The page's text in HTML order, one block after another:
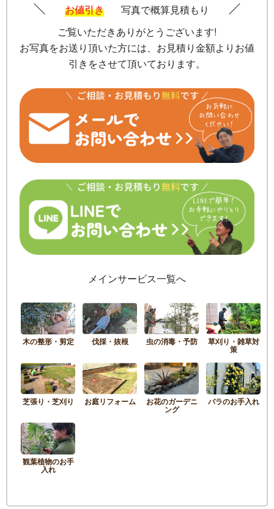
お値引き
写真で概算見積もり
ご覧いただきありがとうございます!
お写真をお送り頂いた方には、お見積り金額よりお値
引きをさせて頂いております。
メインサービス一覧へ
木の整形・剪定 伐採・抜根 虫の消毒・予防 草刈り・雑草対
策
芝張り・芝刈り お庭リフォーム お花のガーデニ
ング
バラのお手入れ
観葉植物のお手
入れ